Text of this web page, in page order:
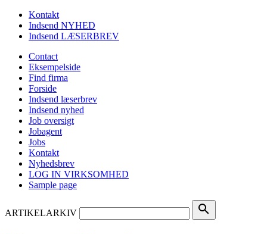
Kontakt
Indsend NYHED
Indsend LÆSERBREV
Contact
Eksempelside
Find firma
Forside
Indsend læserbrev
Indsend nyhed
Job oversigt
Jobagent
Jobs
Kontakt
Nyhedsbrev
LOG IN VIRKSOMHED
Sample page
ARTIKELARKIV search